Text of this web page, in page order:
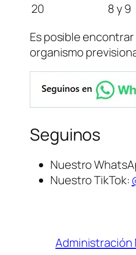
20
8 y 9
Es posible
organismo
Seguinos
Nuestro
Nuestro TikTok:
Administración